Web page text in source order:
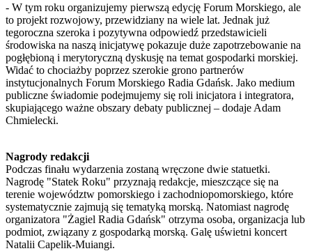
- W tym roku organizujemy pierwszą edycję Forum Morskiego, ale
to projekt rozwojowy, przewidziany na wiele lat. Jednak już
tegoroczna szeroka i pozytywna odpowiedź przedstawicieli
środowiska na naszą inicjatywę pokazuje duże zapotrzebowanie na
pogłębioną i merytoryczną dyskusję na temat gospodarki morskiej.
Widać to chociażby poprzez szerokie grono partnerów
instytucjonalnych Forum Morskiego Radia Gdańsk. Jako medium
publiczne świadomie podejmujemy się roli inicjatora i integratora,
skupiającego ważne obszary debaty publicznej – dodaje Adam
Chmielecki.
Nagrody redakcji
Podczas finału wydarzenia zostaną wręczone dwie statuetki.
Nagrodę "Statek Roku" przyznają redakcje, mieszczące się na
terenie województw pomorskiego i zachodniopomorskiego, które
systematycznie zajmują się tematyką morską. Natomiast nagrodę
organizatora "Żagiel Radia Gdańsk" otrzyma osoba, organizacja lub
podmiot, związany z gospodarką morską. Galę uświetni koncert
Natalii Capelik-Muiangi.